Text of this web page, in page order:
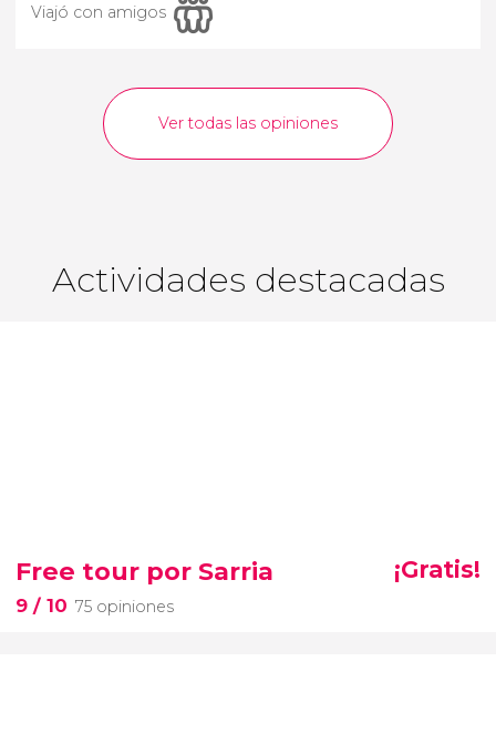
Viajó con amigos
Ver todas las opiniones
Actividades destacadas
Free tour por Sarria
9 / 10 75 opiniones
¡Gratis!